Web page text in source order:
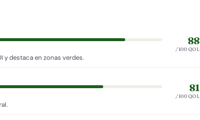
y destaca en zonas verdes.
88
/100 QOL
81
/100 QOL